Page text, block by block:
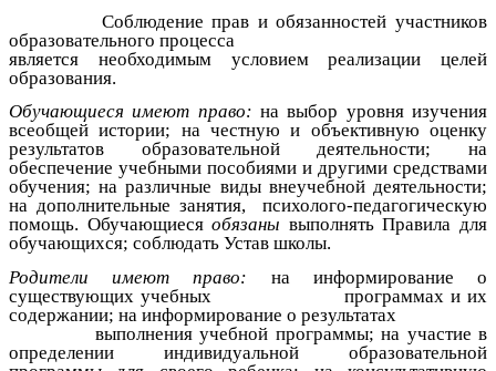
Соблюдение прав и обязанностей участников
образовательного процесса
является необходимым условием реализации целей
образования.
Обучающиеся имеют право: на выбор уровня изучения
всеобщей истории; на честную и объективную оценку
результатов образовательной деятельности; на
обеспечение учебными пособиями и другими средствами
обучения; на различные виды внеучебной деятельности;
на дополнительные занятия, психолого-педагогическую
помощь. Обучающиесяобязаны выполнять Правила для
обучающихся; соблюдать Устав школы.
Родители имеют право: на информирование о
существующих учебных программах и их
содержании; на информирование о результатах
выполнения учебной программы; на участие в
определении индивидуальной образовательной